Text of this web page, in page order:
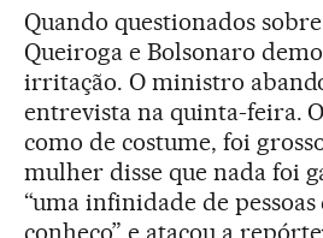
Quando questionados
Queiroga e Bolsonaro
irritação. O ministro
entrevista na quinta-feira.
como de costume, foi
mulher disse que nada foi
“uma infinidade de pessoas
conheço” e atacou a